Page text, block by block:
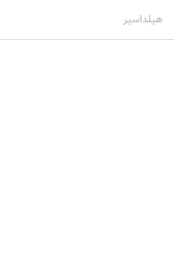
Oud Metha, Dubai
Wafi Mall, Bur
هیلداسیر